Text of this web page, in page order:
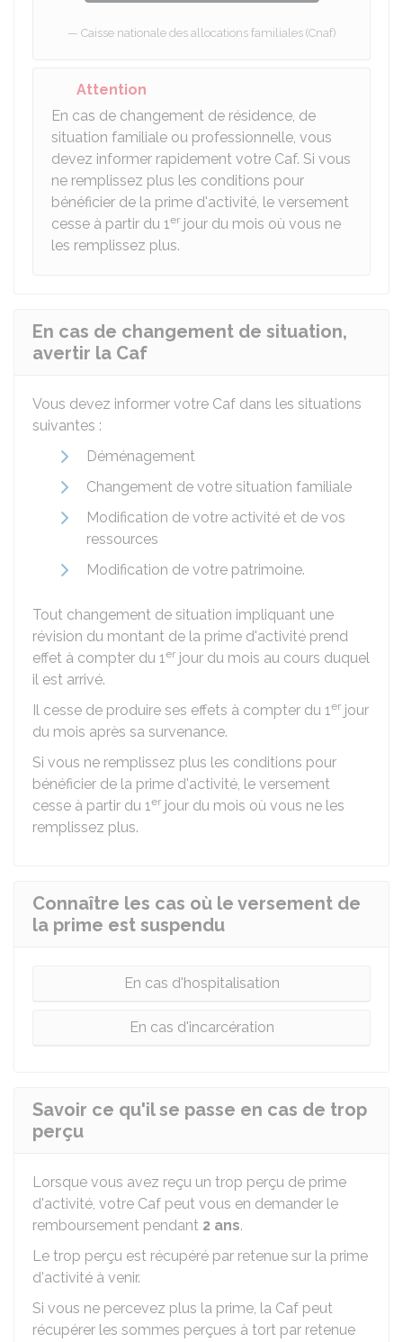
Caisse nationale des allocations familiales (Cnaf)
Attention
En cas de changement de résidence, de
situation familiale ou professionnelle, vous
devez informer rapidement votre Caf. Si vous
ne remplissez plus les conditions pour
bénéficier de la prime d'activité, le versement
cesse à partir du 1er jour du mois où vous ne
les remplissez plus.
En cas de changement de situation,
avertir la Caf
Vous devez informer votre Caf dans les situations
suivantes :
Déménagement
Changement de votre situation familiale
Modification de votre activité et de vos
ressources
Modification de votre patrimoine.
Tout changement de situation impliquant une
révision du montant de la prime d'activité prend
effet à compter du 1er jour du mois au cours duquel
il est arrivé.
Il cesse de produire ses effets à compter du 1er jour
du mois après sa survenance.
Si vous ne remplissez plus les conditions pour
bénéficier de la prime d'activité, le versement
cesse à partir du 1er jour du mois où vous ne les
remplissez plus.
Connaître les cas où le versement de
la prime est suspendu
En cas d'hospitalisation
En cas d'incarcération
Savoir ce qu'il se passe en cas de trop
perçu
Lorsque vous avez reçu un trop perçu de prime
d'activité, votre Caf peut vous en demander le
remboursement pendant 2 ans.
Le trop perçu est récupéré par retenue sur la prime
d'activité à venir.
Si vous ne percevez plus la prime, la Caf peut
récupérer les sommes perçues à tort par retenue